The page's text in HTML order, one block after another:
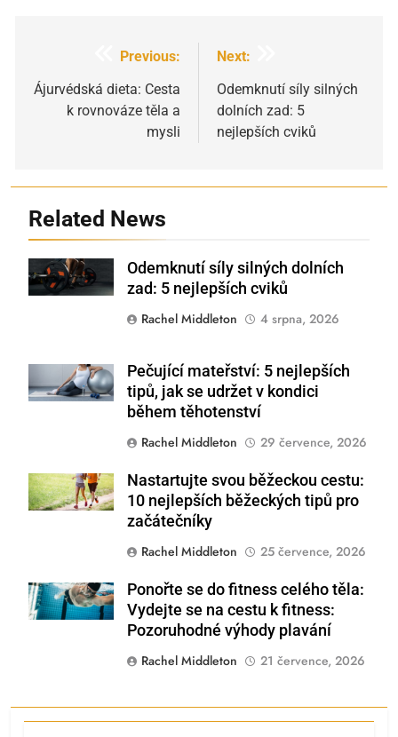
Navigace
pro
příspěvek
Previous:
Ájurvédská dieta: Cesta
k rovnováze těla a
mysli
Next:
Odemknutí síly silných
dolních zad: 5
nejlepších cviků
Related News
Shutterstock
Odemknutí síly silných dolních
zad: 5 nejlepších cviků
Rachel Middleton
4 srpna, 2026
Shutterstock
Pečující mateřství: 5 nejlepších
tipů, jak se udržet v kondici
během těhotenství
Rachel Middleton
29 července, 2026
Shutterstock
Nastartujte svou běžeckou cestu:
10 nejlepších běžeckých tipů pro
začátečníky
Rachel Middleton
25 července, 2026
Shutterstock
Ponořte se do fitness celého těla:
Vydejte se na cestu k fitness:
Pozoruhodné výhody plavání
Rachel Middleton
21 července, 2026